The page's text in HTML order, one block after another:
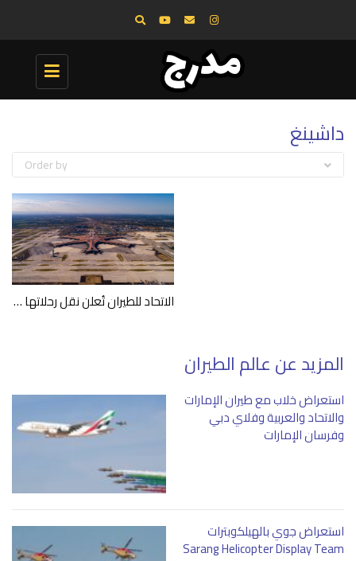
Toggle
navigation
داشينغ
Order by
الاتحاد للطيران تُعلن نقل رحلاتها بالكامل إلى مطار بكين داشينغ الدولي
المزيد عن عالم الطيران
استعراض خلاب مع طيران الإمارات
والاتحاد والعربية وفلاي دبي
وفرسان الإمارات
استعراض جوي بالهيلكوبترات
Sarang Helicopter Display Team